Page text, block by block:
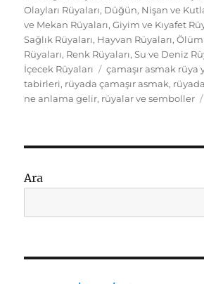
Olayları Rüyaları, Düğün, Nişan ve
ve Mekan Rüyaları,Giyim ve Kıyafet
Sağlık Rüyaları, Hayvan Rüyaları,Ölüm
Rüyaları, Renk Rüyaları,Su ve Deniz
İçecek Rüyaları
Etiketler
çamaşır asmak rüya
tabirleri, rüyada çamaşır asmak,
ne anlama gelir, rüyalar ve semboller
Ara